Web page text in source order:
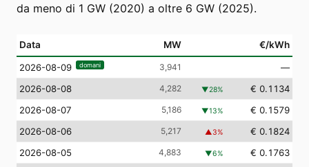
da meno di 1 GW (2020) a oltre 6 GW (2025).
Data MW €/kWh
2026-08-09 domani 3,941
—
2026-08-08
4,282 ▼28%
€ 0.1134
2026-08-07
5,186 ▼13%
€ 0.1579
2026-08-06
5,217 ▲3%
€ 0.1824
2026-08-05
4,883 ▼6%
€ 0.1763